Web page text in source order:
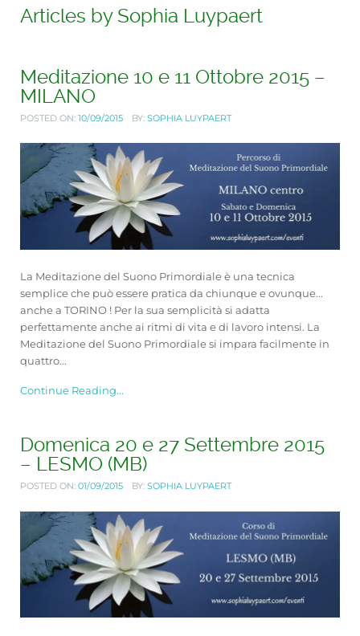
Articles by Sophia Luypaert
Meditazione 10 e 11 Ottobre 2015 –
MILANO
POSTED ON: 10/09/2015 BY: SOPHIA LUYPAERT
La Meditazione del Suono Primordiale è una tecnica
semplice che può essere pratica da chiunque e ovunque...
anche a TORINO ! Per la sua semplicità si adatta
perfettamente anche ai ritmi di vita e di lavoro intensi. La
Meditazione del Suono Primordiale si impara facilmente in
quattro...
Continue Reading...
Domenica 20 e 27 Settembre 2015
– LESMO (MB)
POSTED ON: 01/09/2015 BY: SOPHIA LUYPAERT